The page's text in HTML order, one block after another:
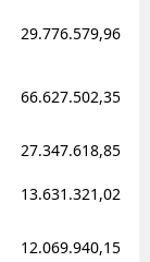
29.776.579,96
66.627.502,35
27.347.618,85
13.631.321,02
12.069.940,15